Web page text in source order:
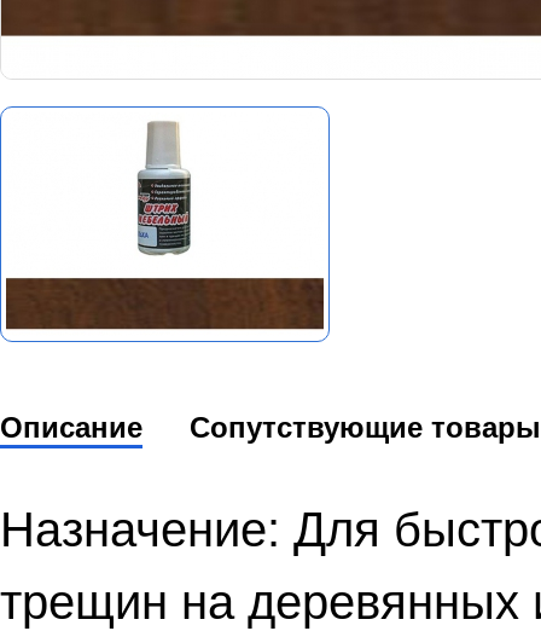
Описание Сопутствующие товары
Назначение: Для
трещин на деревянных